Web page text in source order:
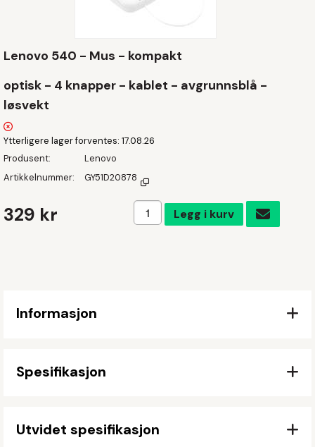
Lenovo 540 - Mus - kompakt
optisk - 4 knapper - kablet - avgrunnsblå -
løsvekt
Ytterligere lager forventes 17.08.26
Produsent
Lenovo
Artikkelnummer
GY51D20878
329 kr Legg i handlekurven
Legg i kurv
Informasjon
Spesifikasjon
Utvidet spesifikasjon